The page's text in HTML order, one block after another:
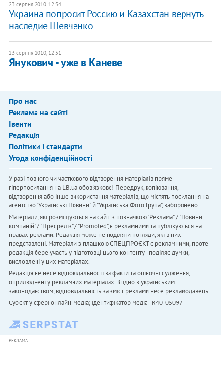
23 серпня 2010, 12:54
Украина попросит Россию и Казахстан вернуть
наследие Шевченко
23 серпня 2010, 12:51
Янукович - уже в Каневе
Про нас
Реклама на сайті
Івенти
Редакція
Політики і стандарти
Угода конфіденційності
У разі повного чи часткового відтворення матеріалів пряме
гіперпосилання на LB.ua обов'язкове! Передрук, копіювання,
відтворення або інше використання матеріалів, що містять посилання на
агентство "Українськi Новини" й "Українська Фото Група", заборонено.
Матеріали, які розміщуються на сайті з позначкою "Реклама" / "Новини
компаній" / "Пресреліз" / "Promoted", є рекламними та публікуються на
правах реклами. Редакція може не поділяти погляди, які в них
представлені. Матеріали з плашкою СПЕЦПРОЄКТ є рекламними, проте
редакція бере участь у підготовці цього контенту і поділяє думки,
висловлені у цих матеріалах.
Редакція не несе відповідальності за факти та оціночні судження,
оприлюднені у рекламних матеріалах. Згідно з українським
законодавством, відповідальність за зміст реклами несе рекламодавець.
Cуб'єкт у сфері онлайн-медіа; ідентифікатор медіа - R40-05097
РЕКЛАМА